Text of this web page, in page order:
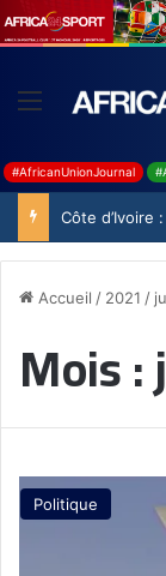
#AfricanUnionJournal
Accueil / 2021 /
Mois :
Politique